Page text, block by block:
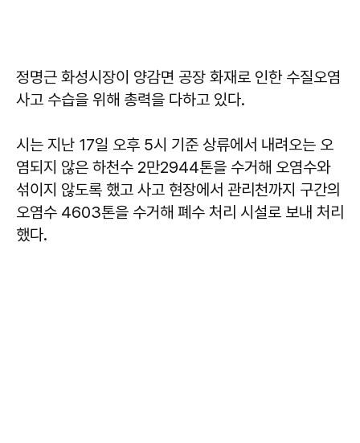
정명근 화성시장이 양감면 공장 화재로 인한 수질오염
사고 수습을 위해 총력을 다하고 있다.
시는 지난 17일 오후 5시 기준 상류에서 내려오는 오
염되지 않은 하천수 2만2944톤을 수거해 오염수와
섞이지 않도록 했고 사고 현장에서 관리천까지 구간의
오염수 4603톤을 수거해 폐수 처리 시설로 보내 처리
했다.